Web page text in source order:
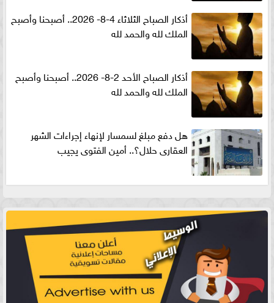
أذكار الصباح الثلاثاء 4-8- 2026.. أصبحنا وأصبح
الملك لله والحمد لله
أذكار الصباح الأحد 2-8- 2026.. أصبحنا وأصبح
الملك لله والحمد لله
هل دفع مبلغ لسمسار لإنهاء إجراءات الشهر
العقارى حلال؟.. أمين الفتوى يجيب